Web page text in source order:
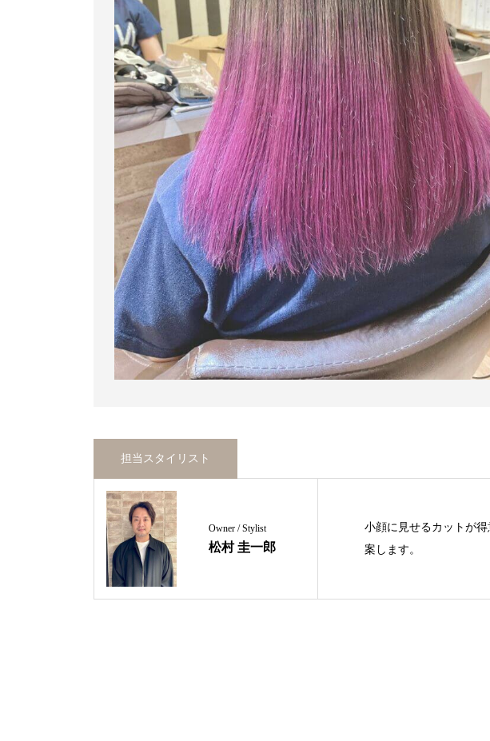
担当スタイリスト
Owner / Stylist
松村 圭一郎
小顔に見せるカットが
案します。